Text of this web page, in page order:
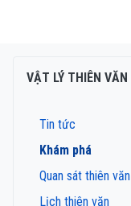
VẬT LÝ THIÊN VĂN
Tin tức
Khám phá
Quan sát thiên văn
Lịch thiên văn